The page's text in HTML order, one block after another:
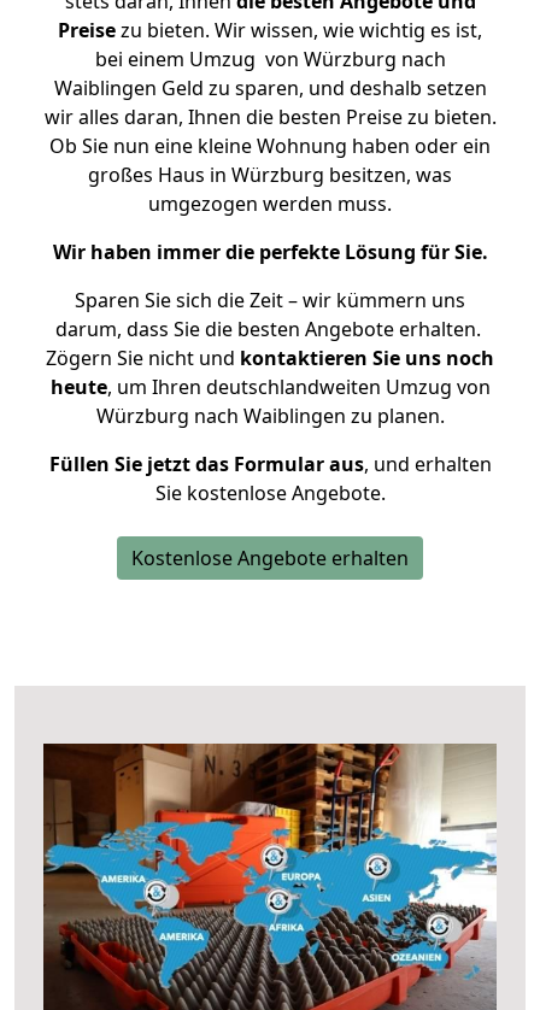
Preisezu bieten. Wir wissen, wie wichtig es ist,
bei einem Umzug von Würzburg nach
Waiblingen Geld zu sparen, und deshalb setzen
wir alles daran, Ihnen die besten Preise zu bieten.
Ob Sie nun eine kleine Wohnung haben oder ein
großes Haus in Würzburg besitzen, was
umgezogen werden muss.
Wir haben immer die perfekte Lösung für Sie.
Sparen Sie sich die Zeit – wir kümmern uns
darum, dass Sie die besten Angebote erhalten.
Zögern Sie nicht und kontaktieren Sie uns noch
heute, um Ihren deutschlandweiten Umzug von
Würzburg nach Waiblingen zu planen.
Füllen Sie jetzt das Formular aus, und erhalten
Sie kostenlose Angebote.
Kostenlose Angebote erhalten